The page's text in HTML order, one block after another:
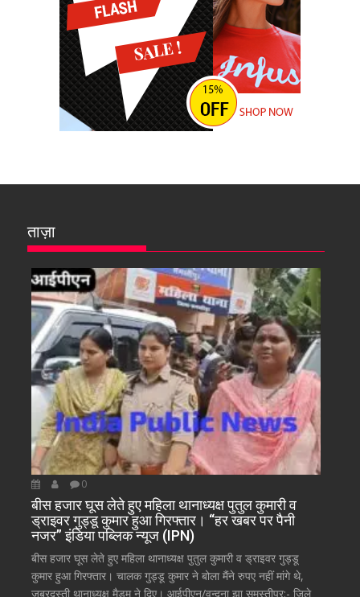
ताज़ा
0
बीस हजार घूस लेते हुए महिला थानाध्यक्ष पुतुल कुमारी व
ड्राइवर गुड्डू कुमार हुआ गिरफ्तार। “हर खबर पर पैनी
नजर” इंडिया पब्लिक न्यूज (IPN)
बीस हजार घूस लेते हुए महिला थानाध्यक्ष पुतुल कुमारी व ड्राइवर गुड्डू
कुमार हुआ गिरफ्तार। चालक गुड्डू कुमार ने बोला मैंने रुपए नहीं मांगे थे,
जबरदस्ती थानाध्यक्ष मैडम ने दिए। आईपीएन/वन्दना झा समस्तीपुर:- जिले